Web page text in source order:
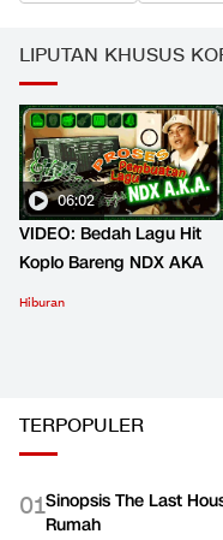
LIPUTAN KHUSUS
06:02
VIDEO: Bedah Lagu Hit
Koplo Bareng NDX AKA
Hiburan
TERPOPULER
01Sinopsis The Last
Rumah